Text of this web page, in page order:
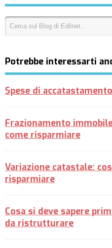
Potrebbe interessarti
Spese di
Frazionamento
come risparmiare
Variazione catastale:
risparmiare
Cosa si deve sapere
da ristrutturare